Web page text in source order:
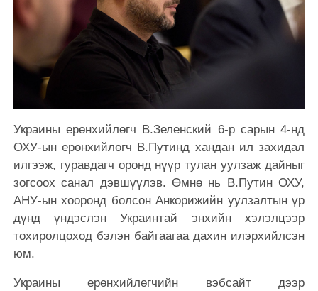
Украины ерөнхийлөгч В.Зеленский 6-р сарын 4-нд
ОХУ-ын ерөнхийлөгч В.Путинд хандан ил захидал
илгээж, гуравдагч оронд нүүр тулан уулзаж дайныг
зогсоох санал дэвшүүлэв. Өмнө нь В.Путин ОХУ,
АНУ-ын хооронд болсон Анкорижийн уулзалтын үр
дүнд үндэслэн Украинтай энхийн хэлэлцээр
тохиролцоход бэлэн байгаагаа дахин илэрхийлсэн
юм.
Украины ерөнхийлөгчийн вэбсайт дээр